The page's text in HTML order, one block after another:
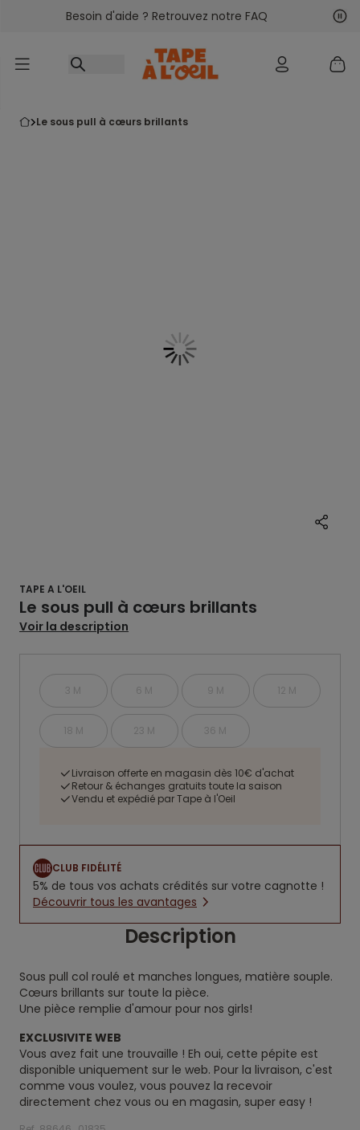
Accéder au contenu
Besoin d'aide ? Retrouvez notre FAQ
le sous pull à cœurs brillants
TAPE A L'OEIL
Le sous pull à cœurs brillants
Voir la description
3 M 6 M 9 M 12 M
18 M 23 M 36 M
Livraison offerte en magasin dès 10€ d'achat
Retour & échanges gratuits toute la saison
Vendu et expédié par Tape à l'Oeil
CLUB FIDÉLITÉ
5% de tous vos achats crédités sur votre cagnotte !
Découvrir tous les avantages
Description
Sous pull col roulé et manches longues, matière souple.
Cœurs brillants sur toute la pièce.
Une pièce remplie d'amour pour nos girls!
EXCLUSIVITE WEB
Vous avez fait une trouvaille ! Eh oui, cette pépite est
disponible uniquement sur le web. Pour la livraison, c'est
comme vous voulez, vous pouvez la recevoir
directement chez vous ou en magasin, super easy !